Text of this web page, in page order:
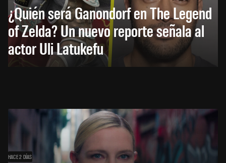
¿Quién será Ganondorf en The Legend
of Zelda? Un nuevo reporte señala al
actor Uli Latukefu
HACE 2 DÍAS